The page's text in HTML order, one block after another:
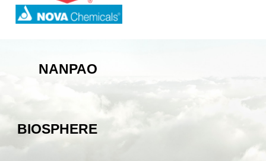
NANPAO
BIOSPHERE